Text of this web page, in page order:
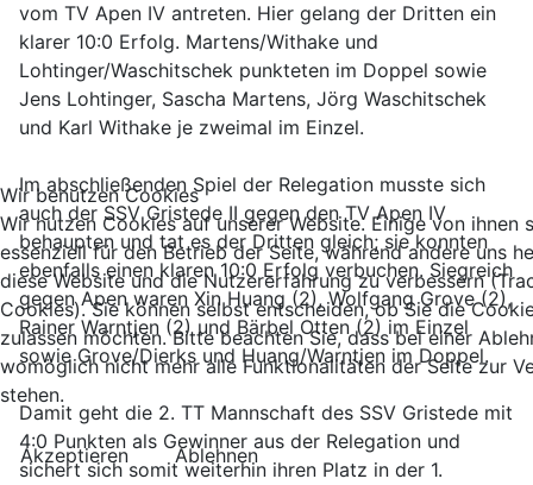
vom TV Apen IV antreten. Hier gelang der Dritten ein
klarer 10:0 Erfolg. Martens/Withake und
Lohtinger/Waschitschek punkteten im Doppel sowie
Jens Lohtinger, Sascha Martens, Jörg Waschitschek
und Karl Withake je zweimal im Einzel.
Im abschließenden Spiel der Relegation musste sich
auch der SSV Gristede II gegen den TV Apen IV
behaupten und tat es der Dritten gleich; sie konnten
ebenfalls einen klaren 10:0 Erfolg verbuchen. Siegreich
gegen Apen waren Xin Huang (2), Wolfgang Grove (2),
Rainer Warntjen (2) und Bärbel Otten (2) im Einzel
sowie Grove/Dierks und Huang/Warntjen im Doppel.
Damit geht die 2. TT Mannschaft des SSV Gristede mit
4:0 Punkten als Gewinner aus der Relegation und
sichert sich somit weiterhin ihren Platz in der 1.
Wir benutzen Cookies
Wir nutzen Cookies auf unserer Website. Einige von ihnen
essenziell für den Betrieb der Seite, während andere uns
diese Website und die Nutzererfahrung zu verbessern
Cookies). Sie können selbst entscheiden, ob Sie die
zulassen möchten. Bitte beachten Sie, dass bei einer
womöglich nicht mehr alle Funktionalitäten der Seite zur
stehen.
Akzeptieren Ablehnen